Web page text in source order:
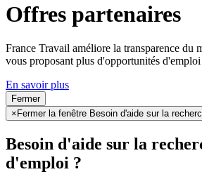
Offres partenaires
France Travail améliore la transparence du
vous proposant plus d'opportunités d'emploi
En savoir plus
Fermer
× Fermer la fenêtre Besoin d'aide sur la
Besoin d'aide sur la
d'emploi ?